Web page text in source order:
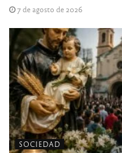
7 de agosto de 2026
SOCIEDAD